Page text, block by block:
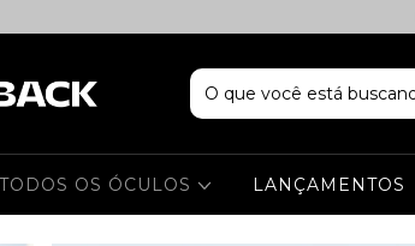
TODOS OS ÓCULOS LANÇAMENTOS